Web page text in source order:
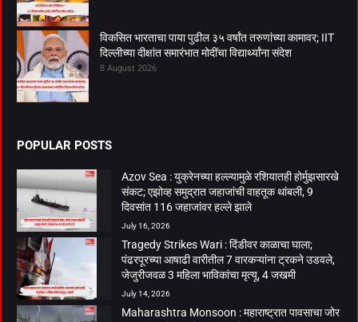
विकसित भारताचा पाया पुढील ३५ वर्षांत तरुणांच्या कामावर; IIT
दिल्लीच्या दीक्षांत समारंभात मोदींचा विद्यार्थ्यांना संदेश
8 August 2026
POPULAR POSTS
Azov Sea : युक्रेनच्या हल्ल्यामुळे रशियातही होर्मुझसारखे
संकट; एझोव्ह समुद्रात जहाजांची वाहतूक थांबली, 9
दिवसांत 116 जहाजांवर हल्ले झाले
July 16, 2026
Tragedy Strikes Wari : दिंडीवर काळाचा घाला;
पंढरपूरच्या आषाढी वारीतील 7 वारकऱ्यांना ट्रकने उडवले,
जेजुरीजवळ 3 महिला भाविकांचा मृत्यू, 4 जखमी
July 14, 2026
Maharashtra Monsoon : महाराष्ट्रात पावसाचा जोर